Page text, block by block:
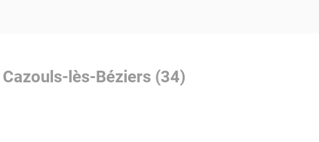
lès-Béziers (34)